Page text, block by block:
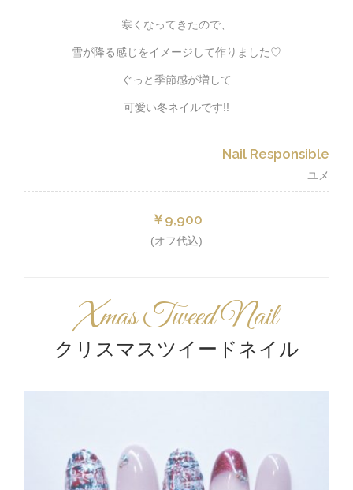
寒くなってきたので、
雪が降る感じをイメージして作りました♡
ぐっと季節感が増して
可愛い冬ネイルです!!
Nail Responsible
ユメ
￥9,900
(オフ代込)
Xmas Tweed Nail
クリスマスツイードネイル